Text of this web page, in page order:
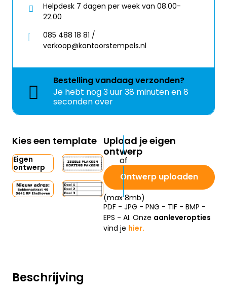
Beschrijving
Helpdesk 7 dagen per week van 08.00-
22.00
085 488 18 81 /
verkoop@kantoorstempels.nl
Bestellingvandaagverzonden?
Je hebt nog3 uur 38 minuten en 8
seconden over
Kies een template
Eigen
ontwerp
Upload je eigen
ontwerp
Ontwerp uploaden
(max 8mb)
PDF - JPG - PNG - TIF - BMP -
EPS - AI. Onze aanleveropties
vind je hier.